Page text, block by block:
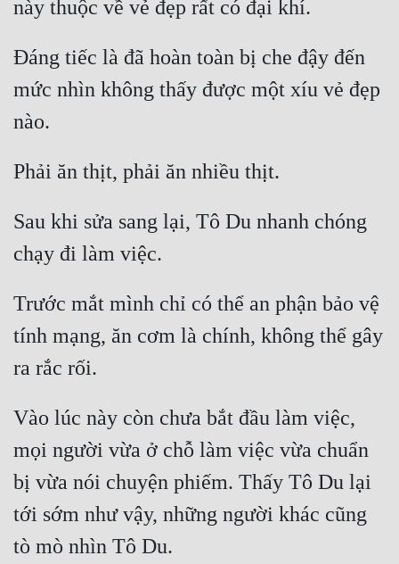
Lịch Sử
Mưu Mô
Mạt Thế
Mỹ Thực
Ngôn Tình
Nữ Phụ
Phong Thủy - Tâm Linh
Phương Tây
Phản Phái
Quan Trường
Quân Sự
Sảng Văn
Sắc
Sủng
Đáng tiếc là đã hoàn toàn bị che đậy đến
mức nhìn không thấy được một xíu vẻ đẹp
Sau khi sửa sang lại, Tô Du nhanh chóng
Trước mắt mình chỉ có thể an phận bảo vệ
tính mạng, ăn cơm là chính, không thể gây
Vào lúc này còn chưa bắt đầu làm việc,
mọi người vừa ở chỗ làm việc vừa chuẩn
bị vừa nói chuyện phiếm. Thấy Tô Du lại
tới sớm như vậy, những người khác cũng